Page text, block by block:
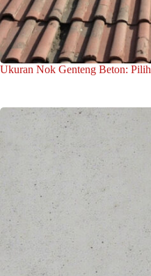
Ukuran Nok Genteng Beton: